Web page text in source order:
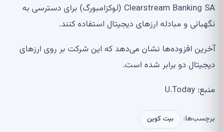
Clearstream Banking SA (لوکزامبورگ) برای دسترسی به
نگهبانی و مبادله ارزهای دیجیتال استفاده کنند.
آخرین افزوده‌ها نشان می‌دهد که این شرکت بر روی ارزهای
دیجیتال دو برابر شده است.
منبع: U.Today
برچسب‌ها: بیت کوین